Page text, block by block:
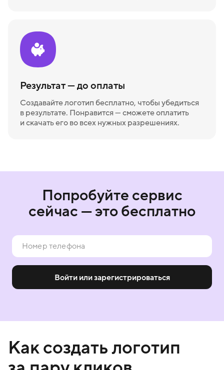
Результат — до оплаты
Создавайте логотип бесплатно, чтобы убедиться
в результате. Понравится — сможете оплатить
и скачать его во всех нужных разрешениях.
Попробуйте сервис
сейчас — это бесплатно
Войти или зарегистрироваться
Как создать логотип